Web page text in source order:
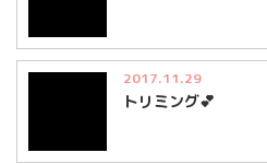
2017.11.29
トリミング💕